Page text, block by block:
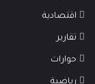
اقتصادية
تقارير
حوارات
رياضية